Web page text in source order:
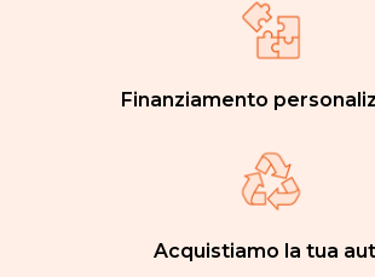
Finanziamento
Acquistiamo la tua